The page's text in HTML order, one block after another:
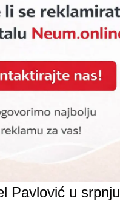
Pavlović u srpnju